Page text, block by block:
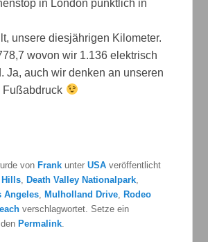
in London pünktlich in
unsere diesjährigen Kilometer.
wovon wir 1.136 elektrisch
Ja, auch wir denken an unseren
von Frank unterUSA veröffentlicht
Hills Death Valley Nationalpark
Angeles Mulholland Drive
Rodeo
verschlagwortet. Setze ein
Permalink